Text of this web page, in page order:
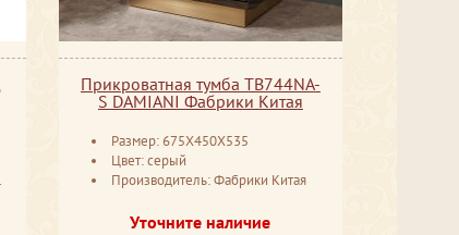
Прикроватная тумба TB744NA-
S DAMIANI Фабрики Китая
Размер: 675X450X535
Цвет: серый
Производитель: Фабрики Китая
Уточните наличие